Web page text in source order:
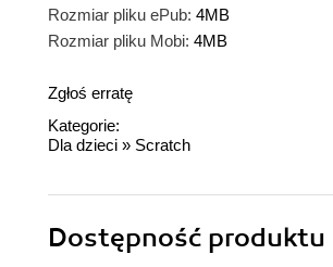
Rozmiar pliku ePub: 4MB
Rozmiar pliku Mobi: 4MB
Zgłoś erratę
Kategorie:
Dla dzieci » Scratch
Dostępność produktu